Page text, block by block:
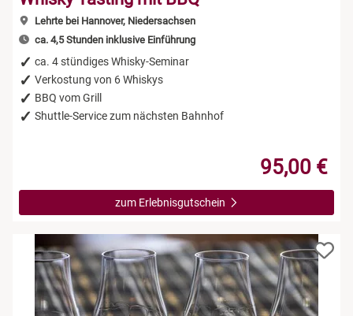
Lehrte bei Hannover, Niedersachsen
ca. 4,5 Stunden inklusive Einführung
ca. 4 stündiges Whisky-Seminar
Verkostung von 6 Whiskys
BBQ vom Grill
Shuttle-Service zum nächsten Bahnhof
95,00 €
zum Erlebnisgutschein